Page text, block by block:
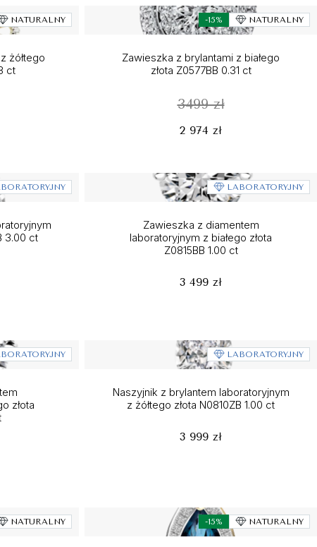
NATURALNY
żółtego
ct
-15% NATURALNY
Zawieszka z brylantami z białego
złota Z0577BB 0.31 ct
3499 zł
2 974 zł
3.00 ct
LABORATORYJNY
Zawieszka z diamentem
laboratoryjnym z białego złota
Z0815BB 1.00 ct
3 499 zł
złota
LABORATORYJNY
Naszyjnik z brylantem laboratoryjnym
z żółtego złota N0810ZB 1.00 ct
3 999 zł
NATURALNY -15% NATURALNY